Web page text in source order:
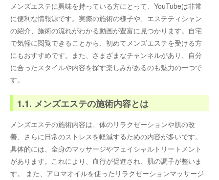
メンズエステに興味を持っている方にとって、YouTubeは非常
に便利な情報源です。実際の施術の様子や、エステティシャン
の紹介、施術の流れがわかる動画が豊富に見つかります。自宅
で気軽に閲覧できることから、初めてメンズエステを受ける方
にもおすすめです。また、さまざまなチャンネルがあり、自分
に合ったスタイルや内容を探す楽しみがあるのも魅力の一つで
す。
1.1. メンズエステの施術内容とは
メンズエステの施術内容は、体のリラクゼーションや肌の改
善、さらに日常のストレスを軽減するための内容が多いです。
具体的には、全身のマッサージやフェイシャルトリートメント
があります。これにより、血行が促進され、肌の調子が整いま
す。 また、アロマオイルを使ったリラクゼーションマッサージ